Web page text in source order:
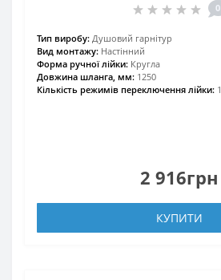
0
Тип виробу: Душовий гарнітур
Вид монтажу: Настінний
Форма ручної лійки: Кругла
Довжина шланга, мм: 1250
Кількість режимів переключення лійки: 1
2 916грн
КУПИТИ